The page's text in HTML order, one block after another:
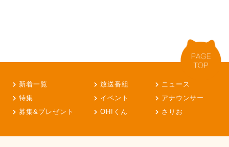
新着一覧 放送番組
ニュース
特集
イベント
アナウンサー
募集&プレゼント
OH!くん さりお